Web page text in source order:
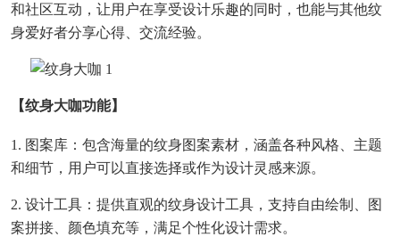
和社区互动，让用户在享受设计乐趣的同时，也能与其他纹
身爱好者分享心得、交流经验。
【纹身大咖功能】
1. 图案库：包含海量的纹身图案素材，涵盖各种风格、主题
和细节，用户可以直接选择或作为设计灵感来源。
2. 设计工具：提供直观的纹身设计工具，支持自由绘制、图
案拼接、颜色填充等，满足个性化设计需求。